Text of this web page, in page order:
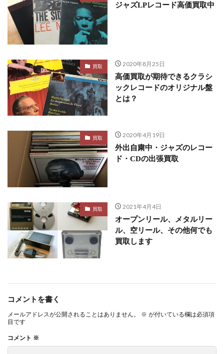
ジャズLPレコード高価買取中
買取 2020年8月25日
高価買取が期待できるクラシ
ックレコードのオリジナル盤
とは？
買取 2020年4月19日
外出自粛中・ジャズのレコー
ド・CDの出張買取
買取 2021年4月4日
オープンリール、メタルリー
ル、空リール、その他何でも
買取します
コメントを書く
メールアドレスが公開されることはありません。 ※ が付いている欄は必須項
目です
コメント ※